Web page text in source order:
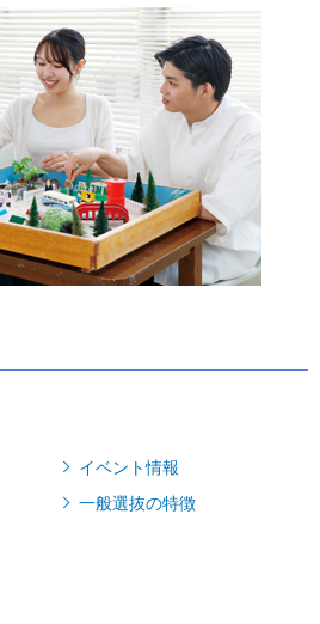
イベント情報
一般選抜の特徴